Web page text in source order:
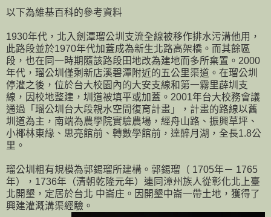
以下為維基百科的參考資料
1930年代，北入劍潭瑠公圳支流全線被移作排水污溝他用，
此路段並於1970年代加蓋成為新生北路高架橋。而其餘區
段，也在同一時期隨該路段田地改為建地而多所棄置。2000
年代，瑠公圳僅剩新店溪碧潭附近的五公里渠道。在瑠公圳
停灌之後，位於台大校園內的大安支線和第一霧里薜圳支
線，因校地整建，圳道被填平或加蓋。2001年台大校務會議
通過「瑠公圳台大段親水空間復育計畫」，計畫的路線以舊
圳道為主，南端為農學院實驗農場，經舟山路、振興草坪、
小椰林東緣、思亮館前、轉數學館前，達醉月湖，全長1.8公
里。
瑠公圳粗有規模為郭錫瑠所建構。郭錫瑠（ 1705年－ 1765
年），1736年（清朝乾隆元年）連同漳州族人從彰化北上臺
北開墾，定居於台北 中崙庄。因開墾中崙一帶土地，獲得了
興建灌溉溝渠經驗。